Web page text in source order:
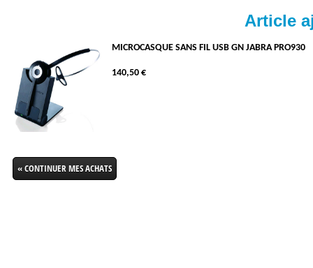
Article
MICROCASQUE SANS FIL USB GN JABRA PRO930
140,50 €
« CONTINUER MES ACHATS